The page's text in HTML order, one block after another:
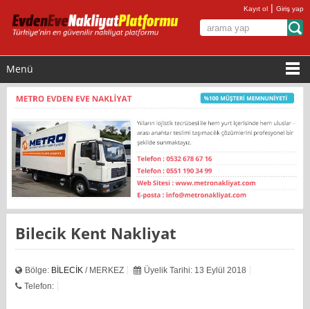
Kayıt ol |Giriş yap
Menü
Bilecik Kent Nakliyat
Bölge: BİLECİK / MERKEZ
Üyelik Tarihi: 13 Eylül 2018
Telefon: